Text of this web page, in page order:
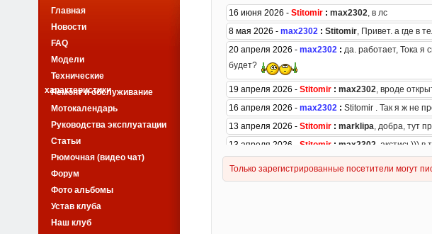
Главная
Новости
FAQ
Модели
Технические
характеристики
Ремонт и обслуживание
Мотокалендарь
Руководства эксплуатации
Статьи
Рюмочная (видео чат)
Форум
Фото альбомы
Устав клуба
Наш клуб